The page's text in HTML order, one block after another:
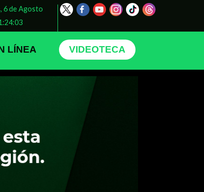
6 de Agosto
LÍNEA VIDEOTECA